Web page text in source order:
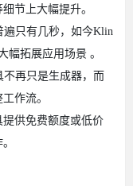
节上大幅提升。
只有几秒，如今Klin
幅拓展应用场景 。
再只是生成器，而
作流。
供免费额度或低价